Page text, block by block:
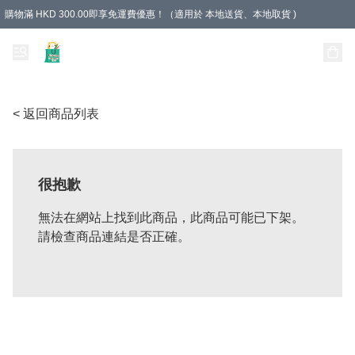
購物滿 HKD 300.00即享免運費優惠！（適用於 本地送貨、本地取貨 )
< 返回商品列表
很抱歉
無法在網站上找到此商品，此商品可能已下架。
請檢查商品連結是否正確。